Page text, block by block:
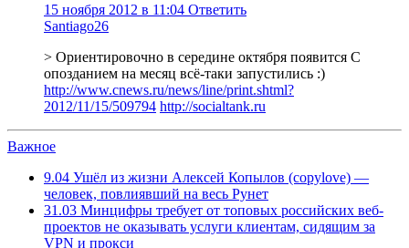
15 ноября 2012 в 11:04 Ответить
Santiago26
> Ориентировочно в середине октября появится С
опозданием на месяц всё-таки запустились :)
http://www.cnews.ru/news/line/print.shtml?
2012/11/15/509794 http://socialtank.ru
Важное
9.04 Ушёл из жизни Алексей Копылов (copylove) —
человек, повлиявший на весь Рунет
31.03 Минцифры требует от топовых российских веб-
проектов не оказывать услуги клиентам, сидящим за
VPN и прокси